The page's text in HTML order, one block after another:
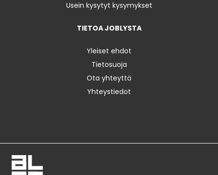
Usein kysytyt kysymykset
TIETOA JOBLYSTA
Yleiset ehdot
Tietosuoja
Ota yhteyttä
Yhteystiedot